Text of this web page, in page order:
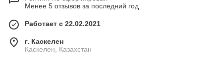
Менее 5 отзывов за последний год
Работает с 22.02.2021
г. Каскелен
Каскелен, Казахстан